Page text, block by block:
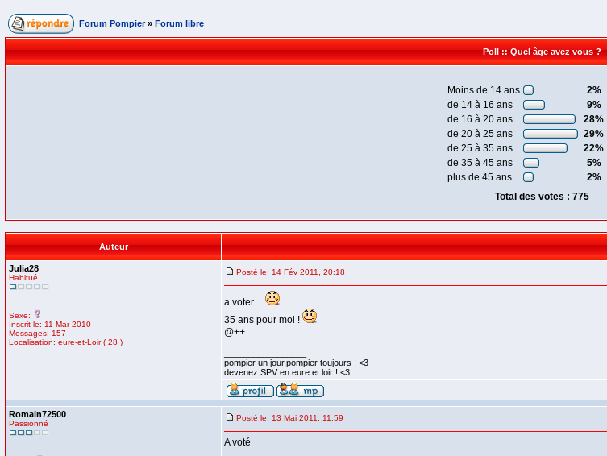
Forum Pompier » Forum libre
Poll :: Quel âge avez vous ?
Moins de 14 ans 2%
de 14 à 16 ans
9%
de 16 à 20 ans
28%
de 20 à 25 ans
29%
de 25 à 35 ans
22%
de 35 à 45 ans
5%
plus de 45 ans
2%
Total des votes : 775
Auteur
Julia28
Habitué
Sexe:
Inscrit le: 11 Mar 2010
Messages: 157
Localisation: eure-et-Loir ( 28 )
Posté le: 14 Fév 2011, 20:18
a voter....
35 ans pour moi !
@++
pompier un jour,pompier toujours ! <3
devenez SPV en eure et loir ! <3
Romain72500
Passionné
Posté le: 13 Mai 2011, 11:59
A voté